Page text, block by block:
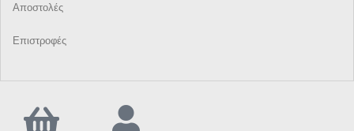
Αποστολές
Επιστροφές